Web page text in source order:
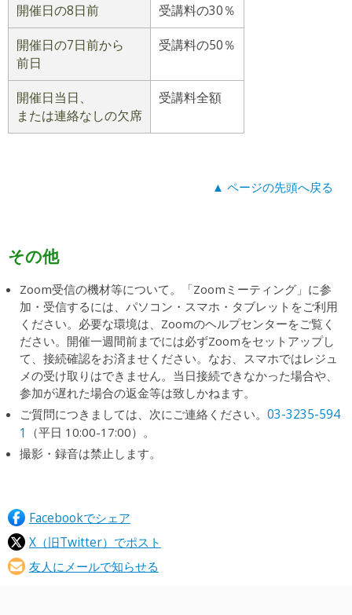
開催日の8日前
受講料の30％
開催日の7日前から
前日
受講料の50％
開催日当日、
または連絡なしの欠席
受講料全額
▲ ページの先頭へ戻る
その他
Zoom受信の機材等について。「Zoomミーティング」に参
加・受信するには、パソコン・スマホ・タブレットをご利用
ください。必要な環境は、Zoomのヘルプセンターをご覧く
ださい。開催一週間前までには必ずZoomをセットアップし
て、接続確認をお済ませください。なお、スマホではレジュ
メの受け取りはできません。当日接続できなかった場合や、
参加が遅れた場合の返金等は致しかねます。
ご質問につきましては、次にご連絡ください。 03-3235-594
1
（平日 10:00-17:00）。
撮影・録音は禁止します。
Facebookでシェア
X（旧Twitter）でポスト
友人にメールで知らせる